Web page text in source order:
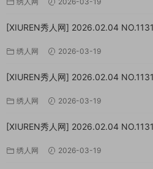
[XIUREN秀人网] 2026.02.04
绣人网 2026-03-19
[XIUREN秀人网] 2026.02.04
绣人网 2026-03-19
[XIUREN秀人网] 2026.02.04
绣人网 2026-03-19